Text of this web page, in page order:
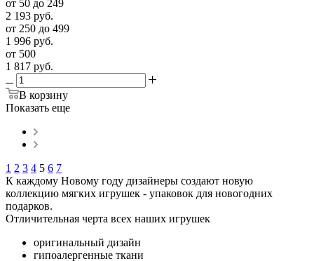
от 50 до 249
2 193 руб.
от 250 до 499
1 996 руб.
от 500
1 817 руб.
В корзину
Показать еще
1 2 3 4 5 6 7
К каждому Новому году дизайнеры создают новую
коллекцию мягких игрушек - упаковок для новогодних
подарков.
Отличительная черта всех наших игрушек
оригинальный дизайн
гипоалергенные ткани